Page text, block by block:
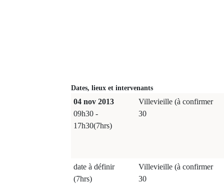
Dates, lieux et intervenants
04 nov 2013
09h30 -
17h30(7hrs)
Villevieille (à confirmer
30
date à définir
(7hrs)
Villevieille (à confirmer
30